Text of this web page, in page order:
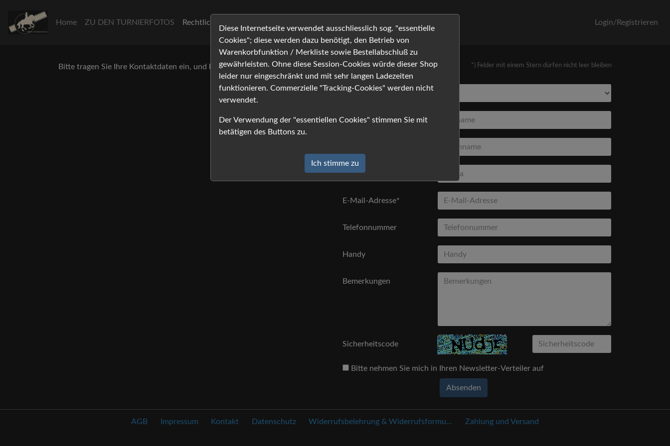
Home ZU DEN TURNIERFOTOS Rechtliche Informationen Login/Registrieren
Bitte tragen Sie Ihre Kontaktdaten ein, und klicken Sie auf [absenden]. *) Felder mit einem Stern dürfen nicht leer bleiben
Anfrage
Anrede
Vorname*
Firma
E-Mail-Adresse*
Telefonnummer
Handy
Bemerkungen
Sicherheitscode
Bitte nehmen Sie mich in Ihren Newsletter-Verteiler auf
Absenden
Diese Internetseite verwendet ausschliesslich sog. "essentielle
Cookies"; diese werden dazu benötigt, den Betrieb von
Warenkorbfunktion / Merkliste sowie Bestellabschluß zu
gewährleisten. Ohne diese Session-Cookies würde dieser Shop
leider nur eingeschränkt und mit sehr langen Ladezeiten
funktionieren. Commerzielle "Tracking-Cookies" werden nicht
verwendet.
Der Verwendung der "essentiellen Cookies" stimmen Sie mit
betätigen des Buttons zu.
Ich stimme zu
AGB Impressum Kontakt Datenschutz Widerrufsbelehrung & Widerrufsformu... Zahlung und Versand